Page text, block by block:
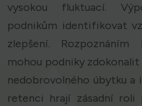
vysokou fluktuací.
podnikům identifikovat
zlepšení.
mohou podniky
nedobrovolného úbytku a
retenci hrají zásadní roli